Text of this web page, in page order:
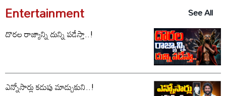
Entertainment
See All
దొరల రాజ్యాన్ని దున్ని పడేస్తా..!
ఎన్నోసార్లు కడుపు మాడ్చుకుని..!